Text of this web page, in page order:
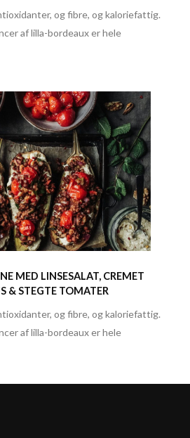
og fibre, og kaloriefattig.
af lilla-bordeaux er hele
MED LINSESALAT, CREMET
& STEGTE TOMATER
og fibre, og kaloriefattig.
af lilla-bordeaux er hele